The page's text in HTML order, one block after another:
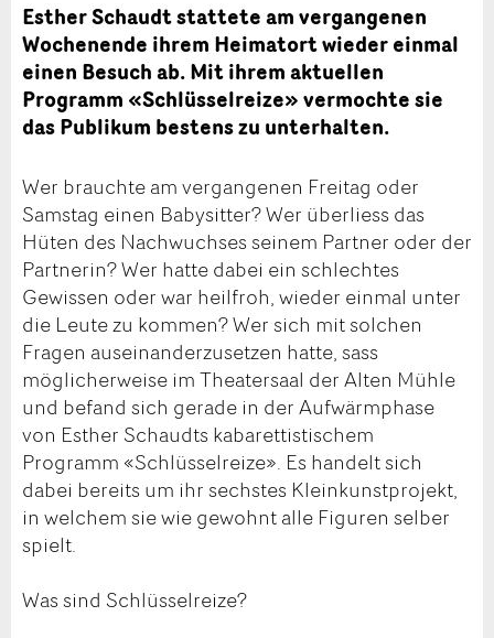
Esther Schaudt stattete am vergangenen
Wochenende ihrem Heimatort wieder einmal
einen Besuch ab. Mit ihrem aktuellen
Programm «Schlüsselreize» vermochte sie
das Publikum bestens zu unterhalten.
Wer brauchte am vergangenen Freitag oder
Samstag einen Babysitter? Wer überliess das
Hüten des Nachwuchses seinem Partner oder der
Partnerin? Wer hatte dabei ein schlechtes
Gewissen oder war heilfroh, wieder einmal unter
die Leute zu kommen? Wer sich mit solchen
Fragen auseinanderzusetzen hatte, sass
möglicherweise im Theatersaal der Alten Mühle
und befand sich gerade in der Aufwärmphase
von Esther Schaudts kabarettistischem
Programm «Schlüsselreize». Es handelt sich
dabei bereits um ihr sechstes Kleinkunstprojekt,
in welchem sie wie gewohnt alle Figuren selber
spielt.
Was sind Schlüsselreize?